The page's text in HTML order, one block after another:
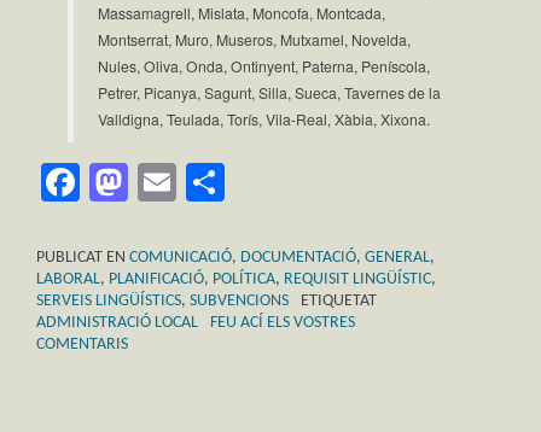
Massamagrell, Mislata, Moncofa, Montcada,
Montserrat, Muro, Museros, Mutxamel, Novelda,
Nules, Oliva, Onda, Ontinyent, Paterna, Peníscola,
Petrer, Picanya, Sagunt, Silla, Sueca, Tavernes de la
Valldigna, Teulada, Torís, Vila-Real, Xàbia, Xixona.
Facebook
Mastodon
Email
PUBLICAT EN COMUNICACIÓ, DOCUMENTACIÓ, GENERAL,
LABORAL, PLANIFICACIÓ, POLÍTICA, REQUISIT LINGÜÍSTIC,
SERVEIS LINGÜÍSTICS, SUBVENCIONS
ETIQUETAT
ADMINISTRACIÓ LOCAL
FEU ACÍ ELS VOSTRES
COMENTARIS